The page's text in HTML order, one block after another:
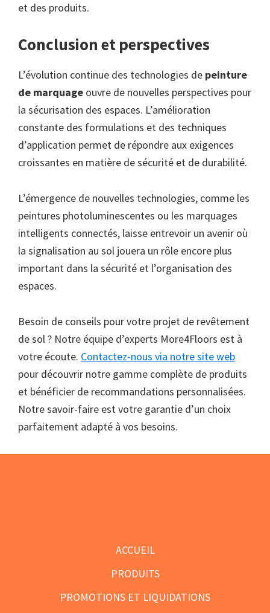
et des produits.
Conclusion et perspectives
L’évolution continue des technologies de peinture
de marquage ouvre de nouvelles perspectives pour
la sécurisation des espaces. L’amélioration
constante des formulations et des techniques
d’application permet de répondre aux exigences
croissantes en matière de sécurité et de durabilité.
L’émergence de nouvelles technologies, comme les
peintures photoluminescentes ou les marquages
intelligents connectés, laisse entrevoir un avenir où
la signalisation au sol jouera un rôle encore plus
important dans la sécurité et l’organisation des
espaces.
Besoin de conseils pour votre projet de revêtement
de sol ? Notre équipe d’experts More4Floors est à
votre écoute. Contactez-nous via notre site web
pour découvrir notre gamme complète de produits
et bénéficier de recommandations personnalisées.
Notre savoir-faire est votre garantie d’un choix
parfaitement adapté à vos besoins.
ACCUEIL
PRODUITS
PROMOTIONS ET LIQUIDATIONS